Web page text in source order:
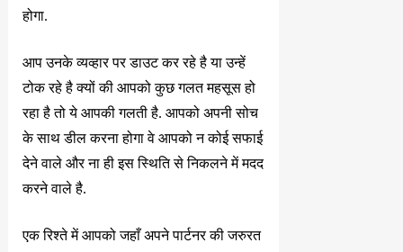
होगा.
आप उनके व्यव्हार पर डाउट कर रहे है या उन्हें
टोक रहे है क्यों की आपको कुछ गलत महसूस हो
रहा है तो ये आपकी गलती है. आपको अपनी सोच
के साथ डील करना होगा वे आपको न कोई सफाई
देने वाले और ना ही इस स्थिति से निकलने में मदद
करने वाले है.
एक रिश्ते में आपको जहाँ अपने पार्टनर की जरुरत